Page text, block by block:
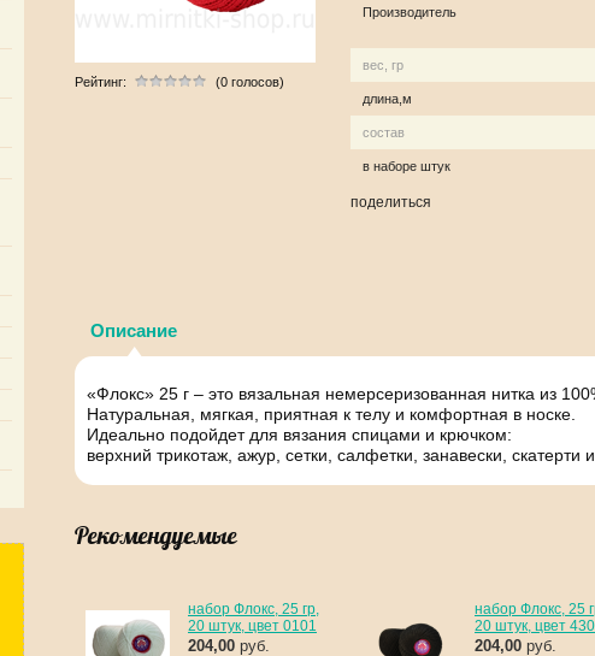
Рейтинг: (0 голосов)
Производитель
вес, гр
длина,м
состав
в наборе штук
поделиться
Описание
«Флокс» 25 г – это вязальная немерсеризованная нитка из
Натуральная, мягкая, приятная к телу и комфортная в носке.
Идеально подойдет для вязания спицами и крючком:
верхний трикотаж, ажур, сетки, салфетки, занавески, скатерти и
Рекомендуемые
набор Флокс, 25 гр,
20 штук, цвет 0101
204,00 руб.
набор Флокс, 25
20 штук, цвет
204,00 руб.